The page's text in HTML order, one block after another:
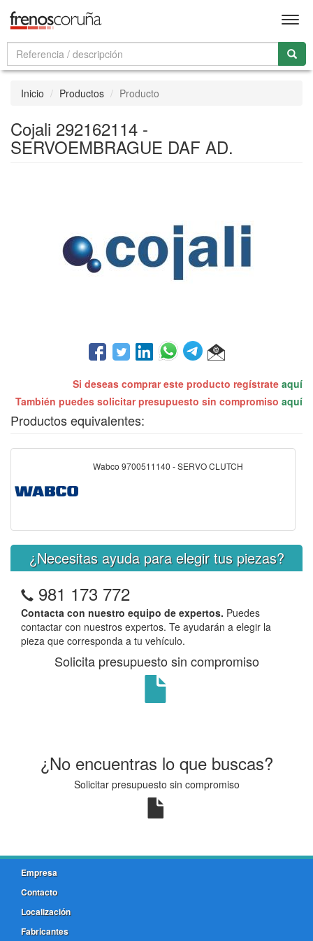
Inicio Productos Producto
Cojali 292162114 -
SERVOEMBRAGUE DAF AD.
Si deseas comprar este producto regístrate aquí
También puedes solicitar presupuesto sin compromiso aquí
Productos equivalentes:
Wabco 9700511140 - SERVO CLUTCH
¿Necesitas ayuda para elegir tus piezas?
981 173 772
Contacta con nuestro equipo de expertos. Puedes
contactar con nuestros expertos. Te ayudarán a elegir la
pieza que corresponda a tu vehículo.
Solicita presupuesto sin compromiso
¿No encuentras lo que buscas?
Solicitar presupuesto sin compromiso
Empresa
Contacto
Localización
Fabricantes